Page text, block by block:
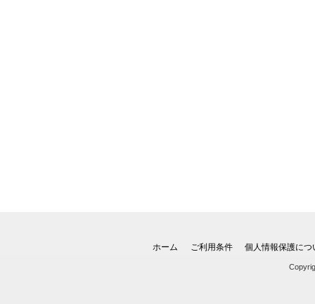
ホーム ご利用条件 個人情報保護につ